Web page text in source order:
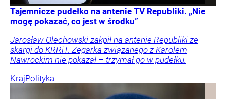
Tajemnicze pudełko na antenie TV Republiki. „Nie
mogę pokazać, co jest w środku”
Jarosław Olechowski zakpił na antenie Republiki ze
skargi do KRRiT. Zegarka związanego z Karolem
Nawrockim nie pokazał – trzymał go w pudełku.
KrajPolityka